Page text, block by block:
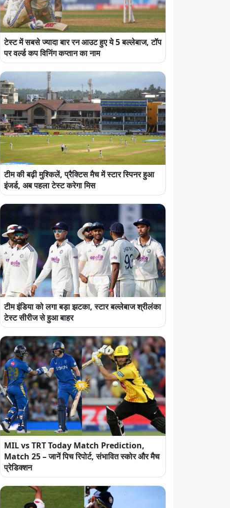
टेस्ट में सबसे ज्यादा बार रन आउट हुए ये 5 बल्लेबाज, टॉप
पर वर्ल्ड कप विनिंग कप्तान का नाम
टीम की बढ़ी मुश्किलें, प्रैक्टिस मैच में स्टार स्पिनर हुआ
इंजर्ड, अब पहला टेस्ट करेगा मिस
टीम इंडिया को लगा बड़ा झटका, स्टार बल्लेबाज श्रीलंका
टेस्ट सीरीज से हुआ बाहर
MIL vs TRT Today Match Prediction,
Match 25 – जानें पिच रिपोर्ट, संभावित स्कोर और मैच
प्रेडिक्शन